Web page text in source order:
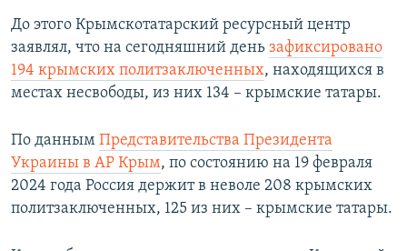
До этого Крымскотатарский ресурсный центр
заявлял, что на сегодняшний день зафиксировано
194 крымских политзаключенных, находящихся в
местах несвободы, из них 134 – крымские татары.
По данным Представительства Президента
Украины в АР Крым, по состоянию на 19 февраля
2024 года Россия держит в неволе 208 крымских
политзаключенных, 125 из них – крымские татары.